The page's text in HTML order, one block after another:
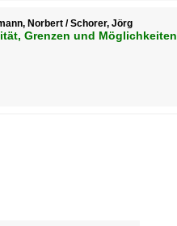
Norbert / Schorer, Jörg
Grenzen und Möglichkeiten